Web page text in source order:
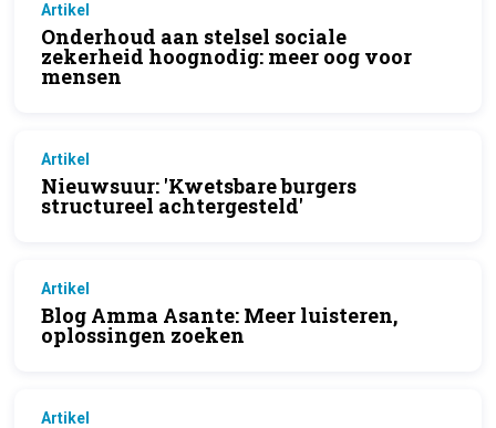
Artikel
Onderhoud aan stelsel sociale
zekerheid hoognodig: meer oog voor
mensen
Artikel
Nieuwsuur: 'Kwetsbare burgers
structureel achtergesteld'
Artikel
Blog Amma Asante: Meer luisteren,
oplossingen zoeken
Artikel